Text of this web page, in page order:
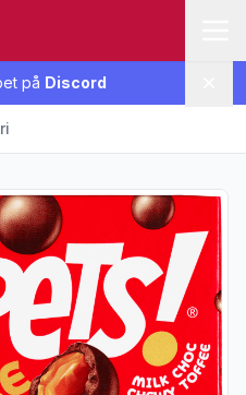
på Discord